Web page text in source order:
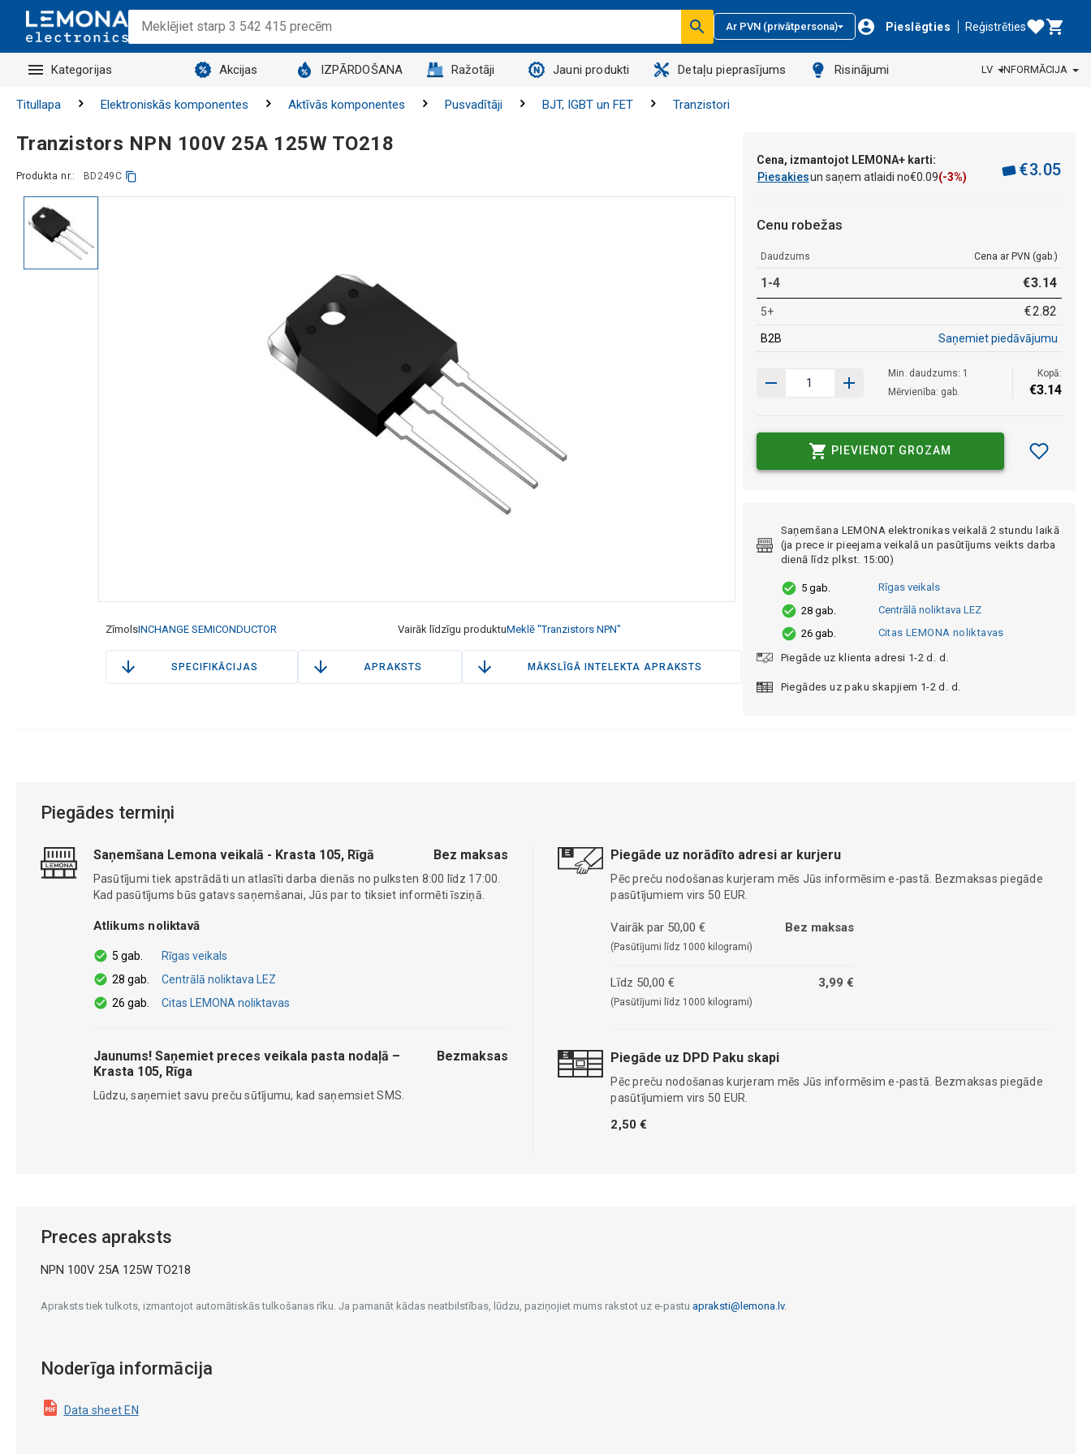
Ar PVN (privātpersona) Pieslēgties Reģistrēties
Kategorijas Akcijas IZPĀRDOŠANA Ražotāji Jauni produkti Detaļu pieprasījums Risinājumi LV INFORMĀCIJA
Titullapa Elektroniskās komponentes Aktīvās komponentes Pusvadītāji BJT, IGBT un FET Tranzistori
Tranzistors NPN 100V 25A 125W TO218
Produkta nr.: BD249C
ZīmolsINCHANGE SEMICONDUCTOR Vairāk līdzīgu produktuMeklē "Tranzistors NPN"
SPECIFIKĀCIJAS APRAKSTS MĀKSLĪGĀ INTELEKTA APRAKSTS
Cena, izmantojot LEMONA+ karti:
Piesakiesun saņem atlaidi no€0 09(-3%) €3.05
Cenu robežas
Daudzums Cena ar PVN (gab.)
1-4 €3.14
5+ €2.82
B2B Saņemiet piedāvājumu
Min. daudzums: 1
Mērvienība: gab.
Kopā:
€3.14
PIEVIENOT GROZAM
Saņemšana LEMONA elektronikas veikalā 2 stundu laikā
(ja prece ir pieejama veikalā un pasūtījums veikts darba
dienā līdz plkst. 15:00)
5 gab.
Rīgas veikals
28 gab.
Centrālā noliktava LEZ
26 gab.
Citas LEMONA noliktavas
Piegāde uz klienta adresi 1-2 d. d.
Piegādes uz paku skapjiem 1-2 d. d.
Piegādes termiņi
Saņemšana Lemona veikalā - Krasta 105, Rīgā Bez maksas
Pasūtījumi tiek apstrādāti un atlasīti darba dienās no pulksten 8:00 līdz 17:00.
Kad pasūtījums būs gatavs saņemšanai, Jūs par to tiksiet informēti īsziņā.
Atlikums noliktavā
5 gab.
Rīgas veikals
28 gab.
Centrālā noliktava LEZ
26 gab.
Citas LEMONA noliktavas
Jaunums! Saņemiet preces veikala pasta nodaļā –
Krasta 105, Rīga
Bezmaksas
Lūdzu, saņemiet savu preču sūtījumu, kad saņemsiet SMS.
Piegāde uz norādīto adresi ar kurjeru
Pēc preču nodošanas kurjeram mēs Jūs informēsim e-pastā. Bezmaksas piegāde
pasūtījumiem virs 50 EUR.
Vairāk par 50,00 €
(Pasūtījumi līdz 1000 kilogrami)
Bez maksas
Līdz 50,00 €
(Pasūtījumi līdz 1000 kilogrami)
3,99 €
Piegāde uz DPD Paku skapi
Pēc preču nodošanas kurjeram mēs Jūs informēsim e-pastā. Bezmaksas piegāde
pasūtījumiem virs 50 EUR.
2,50 €
Preces apraksts
NPN 100V 25A 125W TO218
Apraksts tiek tulkots, izmantojot automātiskās tulkošanas rīku. Ja pamanāt kādas neatbilstības, lūdzu, paziņojiet mums rakstot uz e-pastu apraksti@lemona.lv.
Noderīga informācija
Data sheet EN